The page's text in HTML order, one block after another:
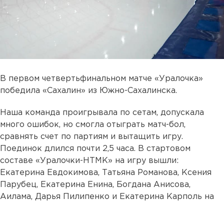
В первом четвертьфинальном матче «Уралочка»
победила «Сахалин» из Южно-Сахалинска.
Наша команда проигрывала по сетам, допускала
много ошибок, но смогла отыграть матч-бол,
сравнять счет по партиям и вытащить игру.
Поединок длился почти 2,5 часа. В стартовом
составе «Уралочки-НТМК» на игру вышли:
Екатерина Евдокимова, Татьяна Романова, Ксения
Парубец, Екатерина Енина, Богдана Анисова,
Аилама, Дарья Пилипенко и Екатерина Карполь на